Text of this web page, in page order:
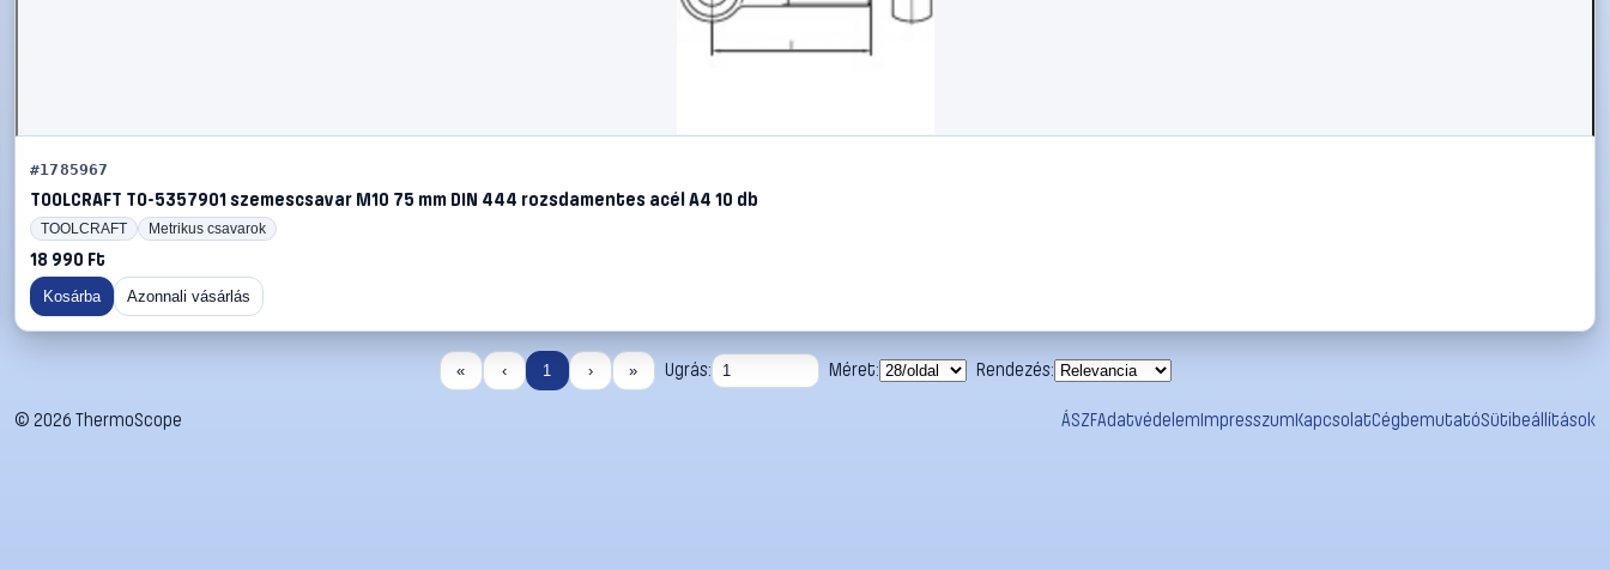
#1785967
TOOLCRAFT TO-5357901 szemescsavar M10 75 mm DIN 444 rozsdamentes acél A4 10 db
TOOLCRAFT Metrikus csavarok
18 990 Ft
Kosárba Azonnali vásárlás
« ‹ 1 › » Ugrás: Méret: Rendezés:
© 2026 ThermoScope ÁSZFAdatvédelemImpresszumKapcsolatCégbemutatóSütibeállítások